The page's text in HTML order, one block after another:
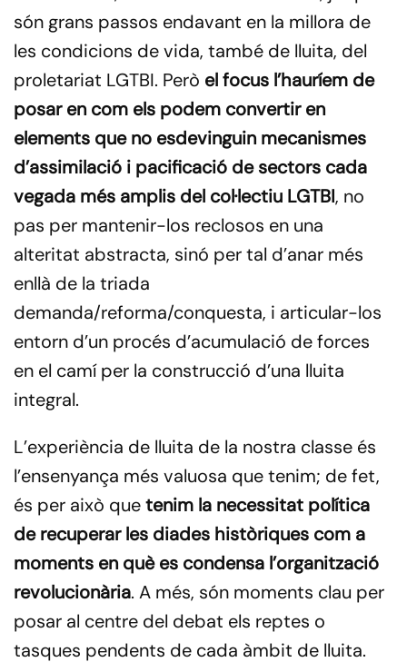
són grans passos endavant en la millora de
les condicions de vida, també de lluita, del
proletariat LGTBI. Però el focus l’hauríem de
posar en com els podem convertir en
elements que no esdevinguin mecanismes
d’assimilació i pacificació de sectors cada
vegada més amplis del col·lectiu LGTBI, no
pas per mantenir-los reclosos en una
alteritat abstracta, sinó per tal d’anar més
enllà de la triada
demanda/reforma/conquesta, i articular-los
entorn d’un procés d’acumulació de forces
en el camí per la construcció d’una lluita
integral.
L’experiència de lluita de la nostra classe és
l’ensenyança més valuosa que tenim; de fet,
és per això quetenim la necessitat política
de recuperar les diades històriques com a
moments en què es condensa l’organització
revolucionària. A més, són moments clau per
posar al centre del debat els reptes o
tasques pendents de cada àmbit de lluita.